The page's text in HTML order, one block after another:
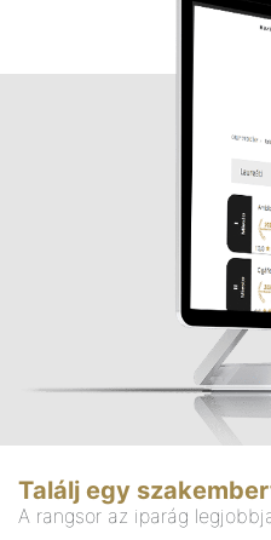
Találj egy
A rangsor az iparág